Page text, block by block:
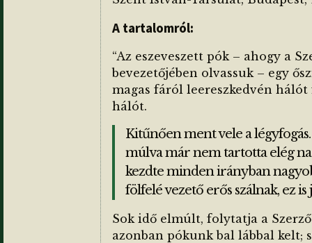
A tartalomról:
“Az eszeveszett pók – ahogy a
bevezetőjében olvassuk – egy
magas fáról leereszkedvén
hálót.
Kitűnően ment vele a
múlva már nem tartotta elég
kezdte minden irányban
fölfelé vezető erős szálnak, ez
Sok idő elmúlt, folytatja a
azonban pókunk bal lábbal kelt;